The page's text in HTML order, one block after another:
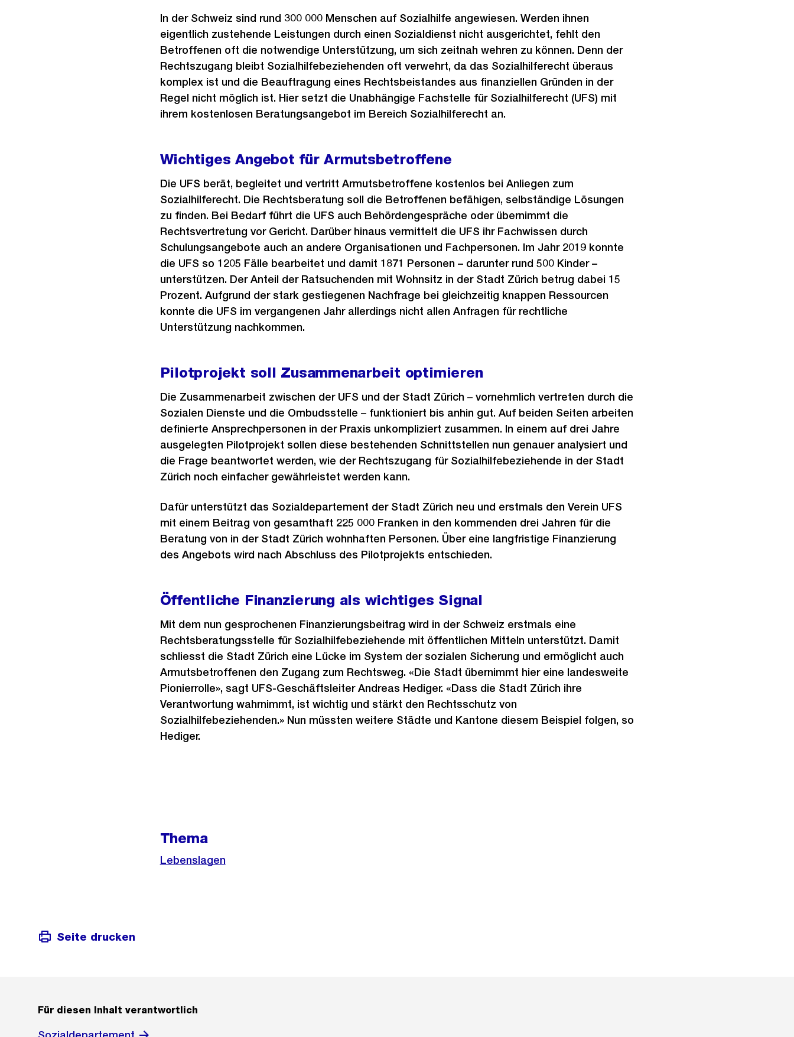
In der Schweiz sind rund 300 000 Menschen auf Sozialhilfe angewiesen. Werden ihnen
eigentlich zustehende Leistungen durch einen Sozialdienst nicht ausgerichtet, fehlt den
Betroffenen oft die notwendige Unterstützung, um sich zeitnah wehren zu können. Denn der
Rechtszugang bleibt Sozialhilfebeziehenden oft verwehrt, da das Sozialhilferecht überaus
komplex ist und die Beauftragung eines Rechtsbeistandes aus finanziellen Gründen in der
Regel nicht möglich ist. Hier setzt die Unabhängige Fachstelle für Sozialhilferecht (UFS) mit
ihrem kostenlosen Beratungsangebot im Bereich Sozialhilferecht an.
Wichtiges Angebot für Armutsbetroffene
Die UFS berät, begleitet und vertritt Armutsbetroffene kostenlos bei Anliegen zum
Sozialhilferecht. Die Rechtsberatung soll die Betroffenen befähigen, selbständige Lösungen
zu finden. Bei Bedarf führt die UFS auch Behördengespräche oder übernimmt die
Rechtsvertretung vor Gericht. Darüber hinaus vermittelt die UFS ihr Fachwissen durch
Schulungsangebote auch an andere Organisationen und Fachpersonen. Im Jahr 2019 konnte
die UFS so 1205 Fälle bearbeitet und damit 1871 Personen – darunter rund 500 Kinder –
unterstützen. Der Anteil der Ratsuchenden mit Wohnsitz in der Stadt Zürich betrug dabei 15
Prozent. Aufgrund der stark gestiegenen Nachfrage bei gleichzeitig knappen Ressourcen
konnte die UFS im vergangenen Jahr allerdings nicht allen Anfragen für rechtliche
Unterstützung nachkommen.
Pilotprojekt soll Zusammenarbeit optimieren
Die Zusammenarbeit zwischen der UFS und der Stadt Zürich – vornehmlich vertreten durch die
Sozialen Dienste und die Ombudsstelle – funktioniert bis anhin gut. Auf beiden Seiten arbeiten
definierte Ansprechpersonen in der Praxis unkompliziert zusammen. In einem auf drei Jahre
ausgelegten Pilotprojekt sollen diese bestehenden Schnittstellen nun genauer analysiert und
die Frage beantwortet werden, wie der Rechtszugang für Sozialhilfebeziehende in der Stadt
Zürich noch einfacher gewährleistet werden kann.
Dafür unterstützt das Sozialdepartement der Stadt Zürich neu und erstmals den Verein UFS
mit einem Beitrag von gesamthaft 225 000 Franken in den kommenden drei Jahren für die
Beratung von in der Stadt Zürich wohnhaften Personen. Über eine langfristige Finanzierung
des Angebots wird nach Abschluss des Pilotprojekts entschieden.
Öffentliche Finanzierung als wichtiges Signal
Mit dem nun gesprochenen Finanzierungsbeitrag wird in der Schweiz erstmals eine
Rechtsberatungsstelle für Sozialhilfebeziehende mit öffentlichen Mitteln unterstützt. Damit
schliesst die Stadt Zürich eine Lücke im System der sozialen Sicherung und ermöglicht auch
Armutsbetroffenen den Zugang zum Rechtsweg. «Die Stadt übernimmt hier eine landesweite
Pionierrolle», sagt UFS-Geschäftsleiter Andreas Hediger. «Dass die Stadt Zürich ihre
Verantwortung wahrnimmt, ist wichtig und stärkt den Rechtsschutz von
Sozialhilfebeziehenden.» Nun müssten weitere Städte und Kantone diesem Beispiel folgen, so
Hediger.
Thema
Lebenslagen
Seite drucken
Für diesen Inhalt verantwortlich